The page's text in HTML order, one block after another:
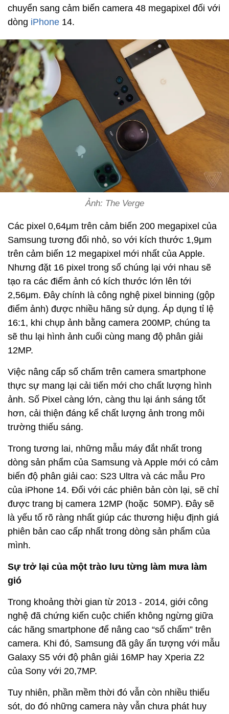
chuyển sang cảm biến camera 48 megapixel đối với
dòng iPhone 14.
Ảnh: The Verge
Các pixel 0,64μm trên cảm biến 200 megapixel của
Samsung tương đối nhỏ, so với kích thước 1,9μm
trên cảm biến 12 megapixel mới nhất của Apple.
Nhưng đặt 16 pixel trong số chúng lại với nhau sẽ
tạo ra các điểm ảnh có kích thước lớn lên tới
2,56μm. Đây chính là công nghệ pixel binning (gộp
điểm ảnh) được nhiều hãng sử dụng. Áp dụng tỉ lệ
16:1, khi chụp ảnh bằng camera 200MP, chúng ta
sẽ thu lại hình ảnh cuối cùng mang độ phân giải
12MP.
Việc nâng cấp số chấm trên camera smartphone
thực sự mang lại cải tiến mới cho chất lượng hình
ảnh. Số Pixel càng lớn, càng thu lại ánh sáng tốt
hơn, cải thiện đáng kể chất lượng ảnh trong môi
trường thiếu sáng.
Trong tương lai, những mẫu máy đắt nhất trong
dòng sản phẩm của Samsung và Apple mới có cảm
biến độ phân giải cao: S23 Ultra và các mẫu Pro
của iPhone 14. Đối với các phiên bản còn lại, sẽ chỉ
được trang bị camera 12MP (hoặc 50MP). Đây sẽ
là yếu tố rõ ràng nhất giúp các thương hiệu định giá
phiên bản cao cấp nhất trong dòng sản phẩm của
mình.
Sự trở lại của một trào lưu từng làm mưa làm
gió
Trong khoảng thời gian từ 2013 - 2014, giới công
nghệ đã chứng kiến cuộc chiến không ngừng giữa
các hãng smartphone để nâng cao “số chấm” trên
camera. Khi đó, Samsung đã gây ấn tượng với mẫu
Galaxy S5 với độ phân giải 16MP hay Xperia Z2
của Sony với 20,7MP.
Tuy nhiên, phần mềm thời đó vẫn còn nhiều thiếu
sót, do đó những camera này vẫn chưa phát huy